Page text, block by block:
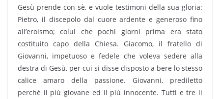
Gesù prende con sè, e vuole testimoni della sua gloria:
Pietro, il discepolo dal cuore ardente e generoso fino
all’eroismo; colui che pochi giorni prima era stato
costituito capo della Chiesa. Giacomo, il fratello di
Giovanni, impetuoso e fedele che voleva sedere alla
destra di Gesù, per cui si disse disposto a bere lo stesso
calice amaro della passione. Giovanni, prediletto
perchè il più giovane ed il più innocente. Tutti e tre li